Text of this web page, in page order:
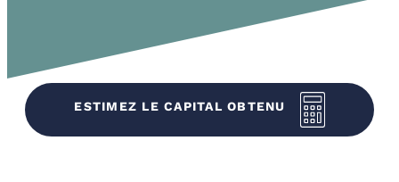
ESTIMEZ LE CAPITAL OBTENU